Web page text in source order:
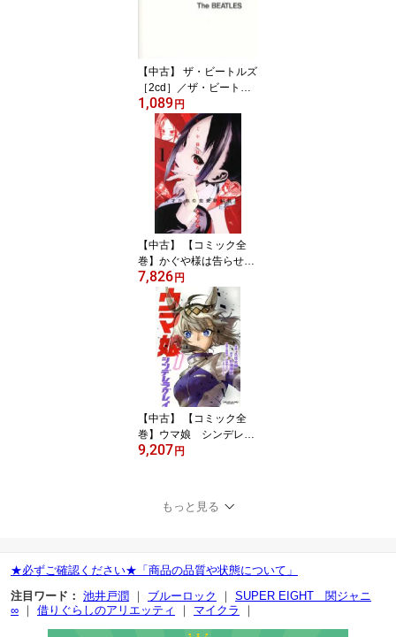
【中古】 ザ・ビートルズ
［2cd］／ザ・ビートル
ズ
1,089 円
【中古】 【コミック全
巻】かぐや様は告らせた
い（全28巻）セット／赤
坂アカ
7,826 円
【中古】 【コミック全
巻】ウマ娘 シンデレラ
グレイ（全23巻）セット
9,207 円
もっと見る
★必ずご確認ください★「商品の品質や状態について」
注目ワード： 池井戸潤 ｜ ブルーロック ｜ SUPER EIGHT 関ジャニ
∞ ｜ 借りぐらしのアリエッティ ｜ マイクラ ｜